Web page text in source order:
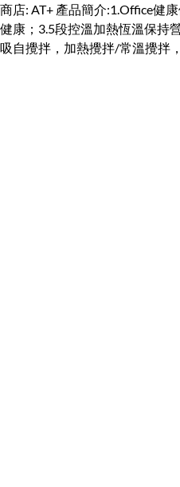
商店: AT+ 產品簡介:1.Office健
健康；3.5段控溫加熱恆溫保持
吸自攪拌，加熱攪拌/常溫攪拌